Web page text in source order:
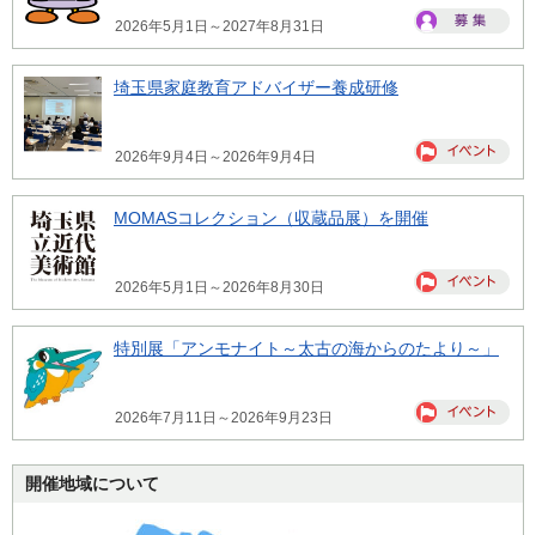
2026年5月1日～2027年8月31日
埼玉県家庭教育アドバイザー養成研修
2026年9月4日～2026年9月4日
MOMASコレクション（収蔵品展）を開催
2026年5月1日～2026年8月30日
特別展「アンモナイト～太古の海からのたより～」
2026年7月11日～2026年9月23日
開催地域について